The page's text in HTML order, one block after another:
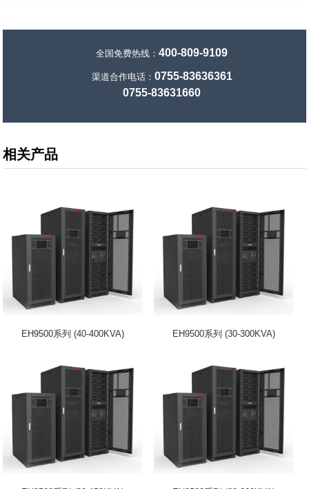
全国免费热线：400-809-9109
渠道合作电话： 0755-83636361
0755-83631660
相关产品
EH9500系列 (40-400KVA) EH9500系列 (30-300KVA)